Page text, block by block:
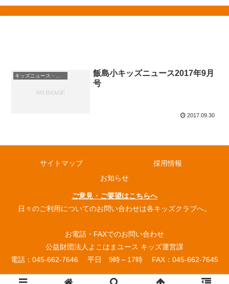
キッズニュース・お知らせ
飯島小キッズニュース2017年9月
号
2017.09.30
サイトマップ
採用情報
お知らせ
ご意見・ご要望はこちらへ
日々のご利用についてのお問い合わせは各キッズクラブへ。
お電話・FAXでのお問い合わせ
公益財団法人よこはまユース キッズ運営課
電話：045-662-7646 平日 9時～17時 FAX：045-662-7645